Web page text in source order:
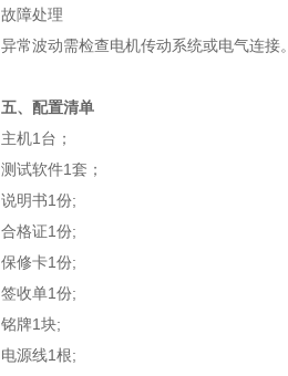
‌故障处理‌
异常波动需检查电机传动系统或电气连接‌。
五、配置清单
主机1台；
测试软件1套；
说明书1份;
合格证1份;
保修卡1份;
签收单1份;
铭牌1块;
电源线1根;